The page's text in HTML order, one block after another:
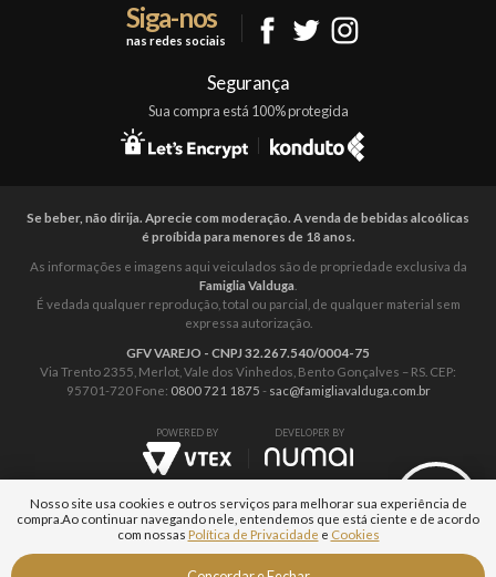
Siga-nos
nas redes sociais
Segurança
Sua compra está 100% protegida
Se beber, não dirija. Aprecie com moderação. A venda de bebidas alcoólicas
é proíbida para menores de 18 anos.
As informações e imagens aqui veiculados são de propriedade exclusiva da
Famiglia Valduga
É vedada qualquer reprodução, total ou parcial, de qualquer material sem
expressa autorização.
GFV VAREJO - CNPJ 32.267.540/0004-75
Via Trento 2355, Merlot, Vale dos Vinhedos, Bento Gonçalves – RS. CEP:
95701-720 Fone: 0800 721 1875 - sac@famigliavalduga.com.br
POWERED BY DEVELOPER BY
Nosso site usa cookies e outros serviços para melhorar sua experiência de
compra. Ao continuar navegando nele, entendemos que está ciente e de acordo
com nossas Política de Privacidade e Cookies